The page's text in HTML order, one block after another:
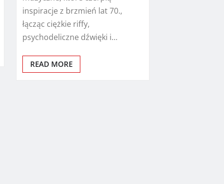
inspiracje z brzmień lat 70.,
łącząc ciężkie riffy,
psychodeliczne dźwięki i…
READ MORE